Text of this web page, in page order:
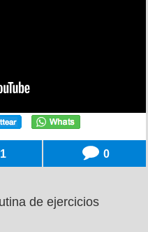
1 0
de ejercicios